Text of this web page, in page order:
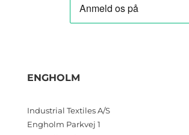
ENGHOLM
Industrial Textiles A/S
Engholm Parkvej 1